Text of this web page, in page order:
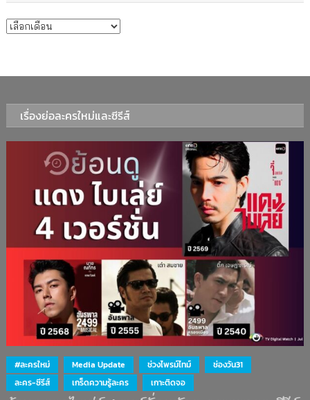
บทความรายเดือน
เรื่องย่อละครใหม่และซีรีส์
#ละครใหม่ Media Update ช่วงไพรม์ไทม์
ช่องวัน31
ละคร-ซีรีส์
เกร็ดความรู้ละคร เกาะติดจอ